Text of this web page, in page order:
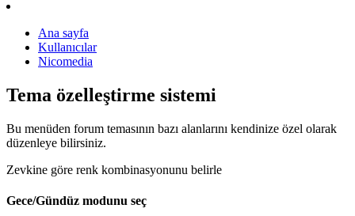
Ana sayfa
Kullanıcılar
Nicomedia
Tema özelleştirme sistemi
Bu menüden forum temasının bazı alanlarını kendinize özel olarak
düzenleye bilirsiniz.
Zevkine göre renk kombinasyonunu belirle
Gece/Gündüz modunu seç